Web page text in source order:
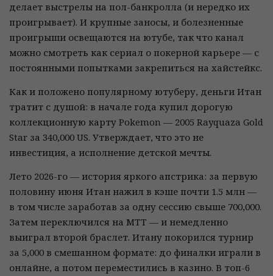
делает выстрелы на пол-банкролла (и нередко их
проигрывает). И крупные заносы, и болезненные
проигрыши освещаются на ютубе, так что канал
можно смотреть как сериал о покерной карьере — с
постоянными попытками закрепиться на хайстейкс.
Как и положено популярному ютуберу, деньги Итан
тратит с душой: в начале года купил дорогую
коллекционную карту Pokemon — 2005 Rayquaza Gold
Star за 340,000 US. Утверждает, что это не
инвестиция, а исполнение детской мечты.
Лето 2026-го — история яркого апстрика: за первую
половину июня Итан нажил в кэше почти 1.5 млн —
в том числе заработав за одну сессию свыше 700,000.
Затем переключился на МТТ — и немедленно
выиграл второй браслет. Итану покорился турнир
за 5,000 в смешанном формате: до финалки играли в
онлайне, а потом переместились в казино. В топ-6